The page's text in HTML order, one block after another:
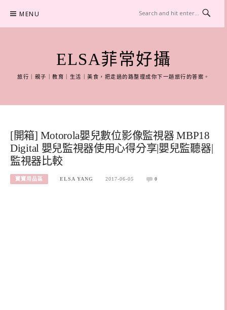
content
MENU
ELSA菲常好攝
旅行｜親子｜教育｜生活｜美食，把走過的路整理成你下一趟旅行的答案。
[開箱] Motorola嬰兒數位影像監視器 MBP18
Digital 嬰兒監視器使用心得分享|嬰兒監聽器|
監視器比較
寶寶用品區 ELSA YANG 2017-06-05 0